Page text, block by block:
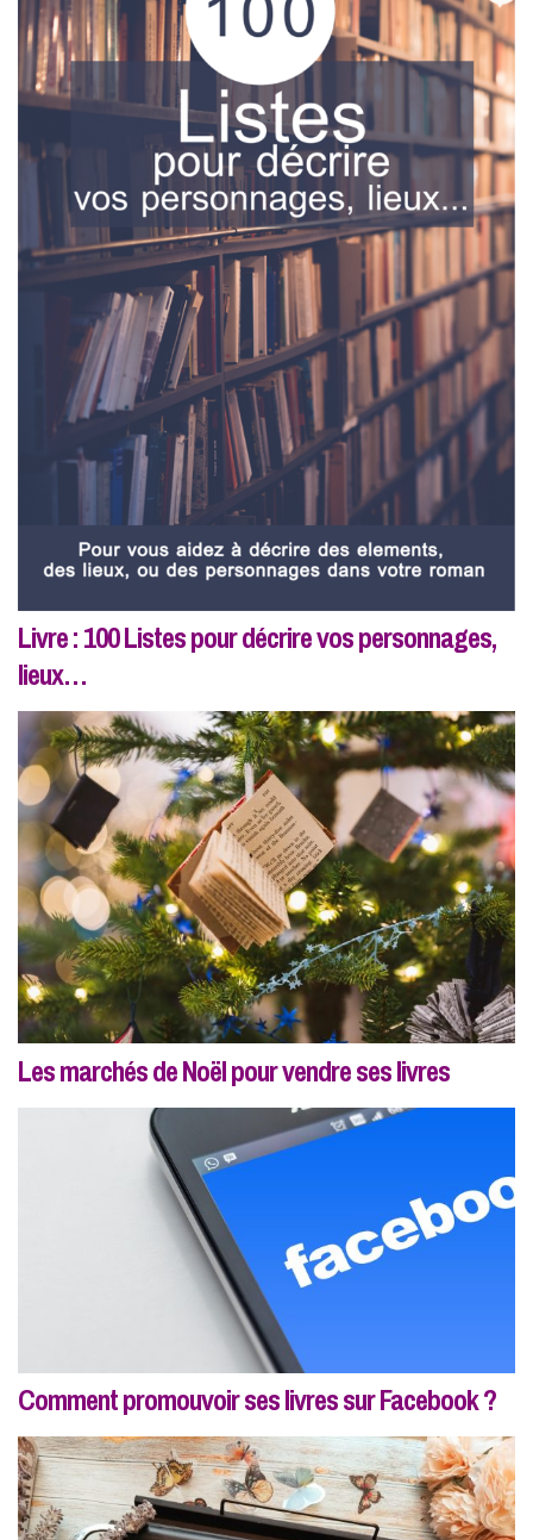
Livre : 100 Listes pour décrire vos personnages,
lieux…
Les marchés de Noël pour vendre ses livres
Comment promouvoir ses livres sur Facebook ?